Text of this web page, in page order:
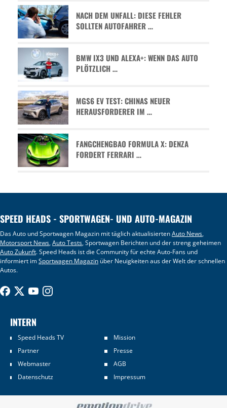
NACH DEM UNFALL: DIESE FEHLER
SOLLTEN AUTOFAHRER …
BMW IX3 UND ALEXA+: WENN DAS AUTO
PLÖTZLICH …
MGS6 EV TEST: CHINAS NEUER
HERAUSFORDERER IM …
FANGCHENGBAO FORMULA X: DENZA
FORDERT FERRARI …
SPEED HEADS - SPORTWAGEN- UND AUTO-MAGAZIN
Das Auto und Sportwagen Magazin mit täglich aktualisiertenAuto News,
Motorsport News,Auto Tests, Sportwagen Berichten und der streng geheimen
Auto Zukunft. Speed Heads ist die Community für echte Auto-Fans und
informiert imSportwagen Magazin über Neuigkeiten aus der Welt der schnellen
Autos.
INTERN
Speed Heads TV
Mission
Partner
Presse
Webmaster
AGB
Datenschutz
Impressum